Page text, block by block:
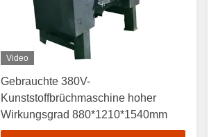
Video
Gebrauchte 380V-
Kunststoffbrüchmaschine hoher
Wirkungsgrad 880*1210*1540mm